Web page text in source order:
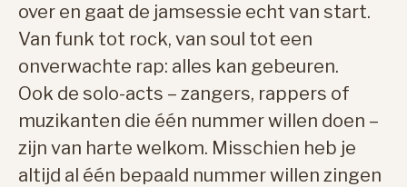
over en gaat de jamsessie echt van start.
Van funk tot rock, van soul tot een
onverwachte rap: alles kan gebeuren.
Ook de solo-acts – zangers, rappers of
muzikanten die één nummer willen doen –
zijn van harte welkom. Misschien heb je
altijd al één bepaald nummer willen zingen